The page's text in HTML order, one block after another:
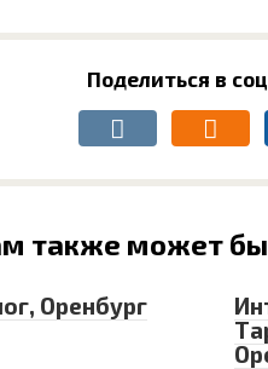
Поделиться в
также может
Оренбург